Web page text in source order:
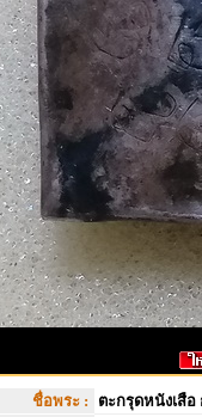
ชื่อพระ :
ตะกรุดหนังเสือ